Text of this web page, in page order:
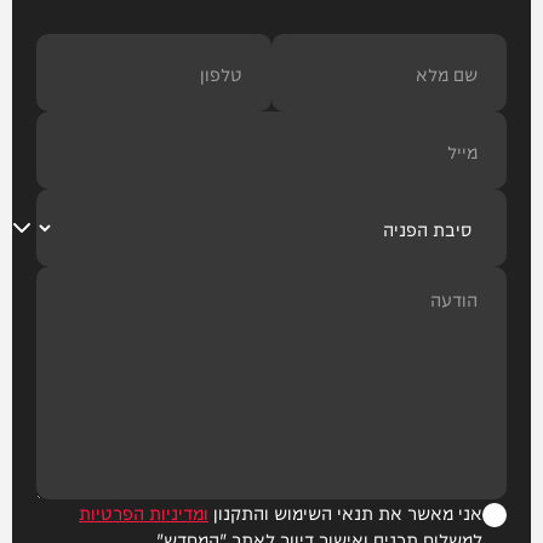
אני מאשר את תנאי השימוש והתקנון ומדיניות הפרטיות